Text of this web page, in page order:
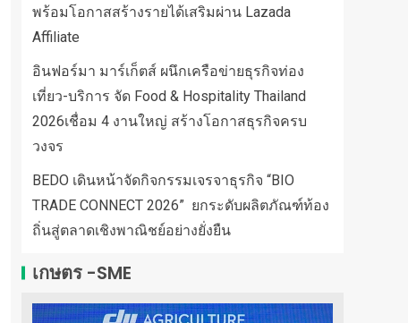
พร้อมโอกาสสร้างรายได้เสริมผ่าน Lazada
Affiliate
อินฟอร์มา มาร์เก็ตส์ ผนึกเครือข่ายธุรกิจท่อง
เที่ยว-บริการ จัด Food & Hospitality Thailand
2026เชื่อม 4 งานใหญ่ สร้างโอกาสธุรกิจครบ
วงจร
BEDO เดินหน้าจัดกิจกรรมเจรจาธุรกิจ “BIO
TRADE CONNECT 2026” ยกระดับผลิตภัณฑ์ท้อง
ถิ่นสู่ตลาดเชิงพาณิชย์อย่างยั่งยืน
เกษตร -SME